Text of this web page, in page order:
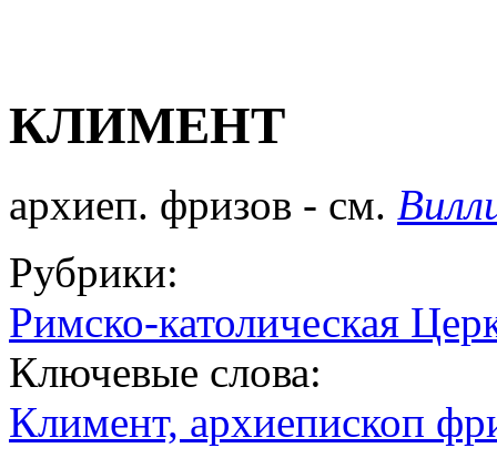
КЛИМЕНТ
архиеп. фризов - см.
Рубрики:
Римско-католическая
Ключевые слова:
Климент, архиепископ